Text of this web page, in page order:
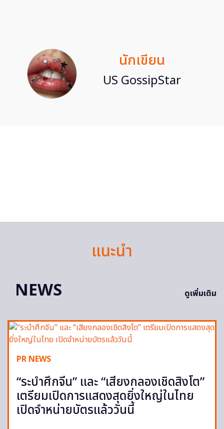
นักเขียน
US GossipStar
แนะนำ
NEWS
ดูเพิ่มเติม
PR NEWS
“ระบำศึกจีน” และ “เสียงกลองเชิดสิงโต”
เตรียมเปิดการแสดงสุดยิ่งใหญ่ในไทย
เปิดจำหน่ายบัตรแล้ววันนี้